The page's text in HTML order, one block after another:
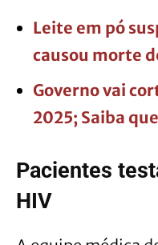
Leite em pó
causou morte
Governo vai
2025; Saiba
Pacientes
HIV